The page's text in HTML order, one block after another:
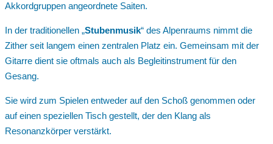
Akkordgruppen angeordnete Saiten.
In der traditionellen „Stubenmusik“ des Alpenraums nimmt die
Zither seit langem einen zentralen Platz ein. Gemeinsam mit der
Gitarre dient sie oftmals auch als Begleitinstrument für den
Gesang.
Sie wird zum Spielen entweder auf den Schoß genommen oder
auf einen speziellen Tisch gestellt, der den Klang als
Resonanzkörper verstärkt.